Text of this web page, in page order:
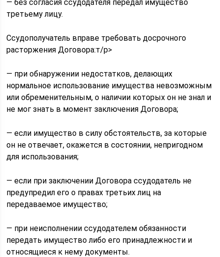
— без согласия ссудодателя передал имущество
третьему лицу.
Ссудополучатель вправе требовать досрочного
расторжения Договора:т/p>
— при обнаружении недостатков, делающих
нормальное использование имущества невозможным
или обременительным, о наличии которых он не знал и
не мог знать в момент заключения Договора;
— если имущество в силу обстоятельств, за которые
он не отвечает, окажется в состоянии, непригодном
для использования;
— если при заключении Договора ссудодатель не
предупредил его о правах третьих лиц на
передаваемое имущество;
— при неисполнении ссудодателем обязанности
передать имущество либо его принадлежности и
относящиеся к нему документы.